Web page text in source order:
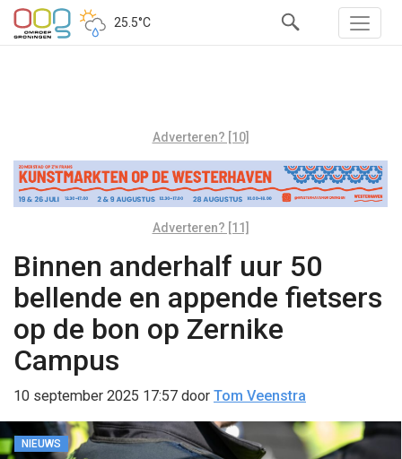
25.5°C
Adverteren? [10]
Adverteren? [11]
Binnen anderhalf uur 50
bellende en appende fietsers
op de bon op Zernike
Campus
10 september 2025 17:57 door Tom Veenstra
NIEUWS